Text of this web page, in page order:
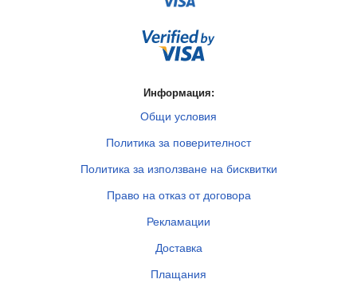
Информация:
Общи условия
Политика за поверителност
Политика за използване на бисквитки
Право на отказ от договора
Рекламации
Доставка
Плащания